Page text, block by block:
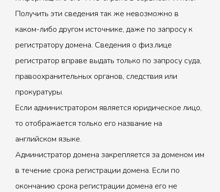
Получить эти сведения так же невозможно в
каком-либо другом источнике, даже по запросу к
регистратору домена. Сведения о физ.лице
регистратор вправе выдать только по запросу суда,
правоохранительных органов, следствия или
прокуратуры.
Если администратором является юридическое лицо,
то отображается только его название на
английском языке.
Администратор домена закрепляется за доменом им
в течение срока регистрации домена. Если по
окончанию срока регистрации домена его не